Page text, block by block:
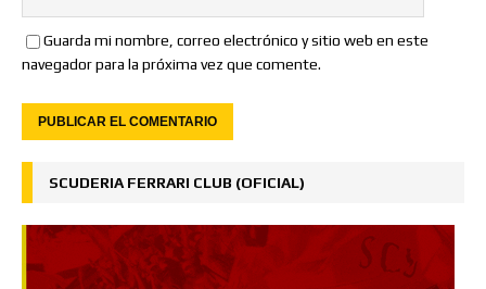
Guarda mi nombre, correo electrónico y sitio web en este
navegador para la próxima vez que comente.
SCUDERIA FERRARI CLUB (OFICIAL)